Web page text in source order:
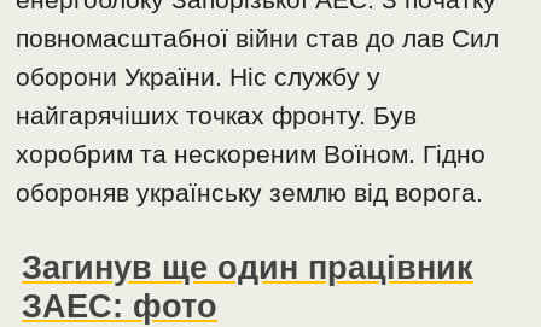
повномасштабної війни став до лав Сил
оборони України. Ніс службу у
найгарячіших точках фронту. Був
хоробрим та нескореним Воїном. Гідно
обороняв українську землю від ворога.
Загинув ще один працівник
ЗАЕС: фото